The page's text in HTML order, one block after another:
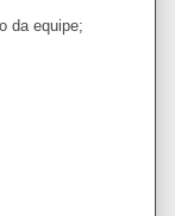
da equipe;